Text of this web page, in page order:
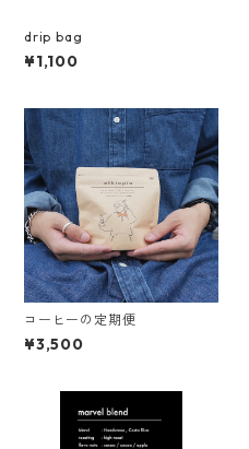
drip bag
¥1,100
コーヒーの定期便
¥3,500